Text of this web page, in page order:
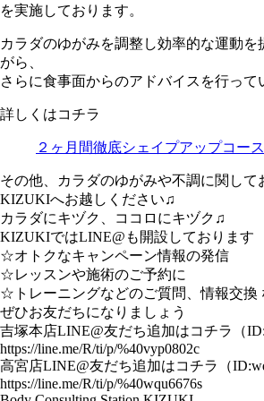
を実施しております。
カラダのゆがみを調整し効率的な運動を
がら、
さらに食事面からのアドバイスを行って
詳しくはコチラ
２ヶ月間徹底シェイプアップコース
その他、カラダのゆがみや不調に関して
KIZUKIへお越しください♫
カラダにキヅク、ココロにキヅク♫
KIZUKIではLINE@も開設しております
☆オトクなキャンペーン情報の発信
☆レッスンや施術のご予約に
☆トレーニングなどのご質問、情報交換
ぜひお友だちになりましょう
吉塚本店LINE@友だち追加はコチラ（
https://line.me/R/ti/p/%40vyp0802c
高宮店LINE@友だち追加はコチラ（
https://line.me/R/ti/p/%40wqu6676s